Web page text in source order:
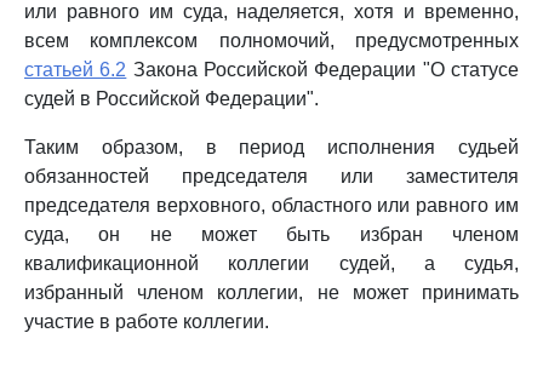
или равного им суда, наделяется, хотя и временно,
всем комплексом полномочий, предусмотренных
статьей 6.2 Закона Российской Федерации "О статусе
судей в Российской Федерации".
Таким образом, в период исполнения судьей
обязанностей председателя или заместителя
председателя верховного, областного или равного им
суда, он не может быть избран членом
квалификационной коллегии судей, а судья,
избранный членом коллегии, не может принимать
участие в работе коллегии.